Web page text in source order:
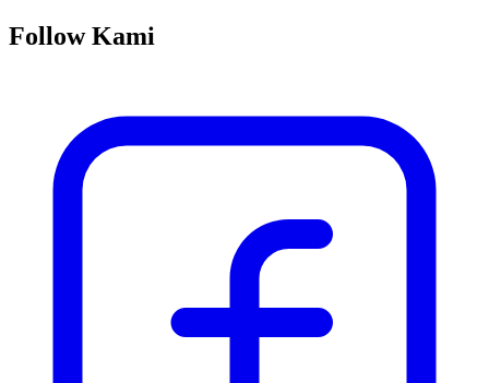
Follow Kami